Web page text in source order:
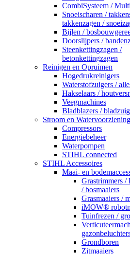
CombiSysteem /
Snoeischaren /
takkenzagen /
Bijlen /
Doorslijpers /
Steenkettingzagen /
betonkettingzagen
Reinigen en Opruimen
Hogedrukreinigers
Waterstofzuigers /
Hakselaars /
Veegmachines
Bladblazers /
Stroom en Watervoorziening
Compressors
Energiebeheer
Waterpompen
STIHL connected
STIHL Accessoires
Maai- en
Grastrimmers /
/ bosmaaiers
Grasmaaiers /
iMOW®
Tuinfrezen /
Grondboren
Zitmaaiers